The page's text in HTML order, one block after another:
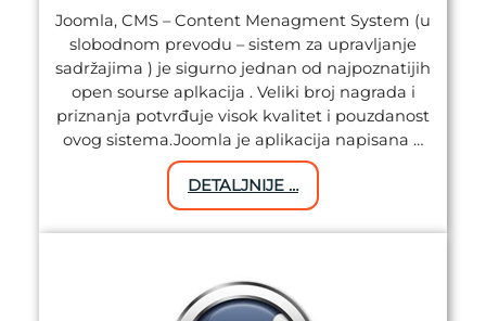
Joomla, CMS – Content Menagment System (u
slobodnom prevodu – sistem za upravljanje
sadržajima ) je sigurno jednan od najpoznatijih
open sourse aplkacija . Veliki broj nagrada i
priznanja potvrđuje visok kvalitet i pouzdanost
ovog sistema.Joomla je aplikacija napisana …
DETALJNIJE …